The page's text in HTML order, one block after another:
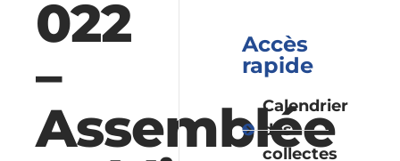
022
–
Assemblée
Accès
rapide
Calendrier
des
collectes